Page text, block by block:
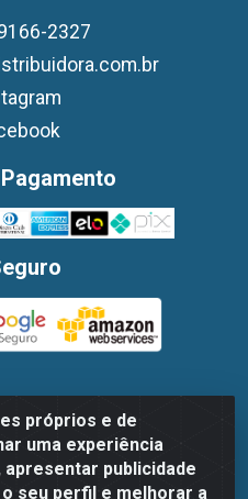
próprios e de
uma experiência
publicidade
seu perfil e melhorar a
2327
LTDA - Avenida Marechal
Imbiribeira, Recife/PE - CEP
0003-78